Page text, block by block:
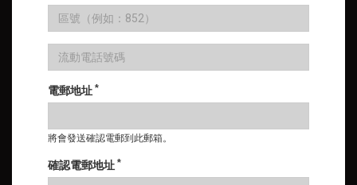
電郵地址 *
將會發送確認電郵到此郵箱。
確認電郵地址 *